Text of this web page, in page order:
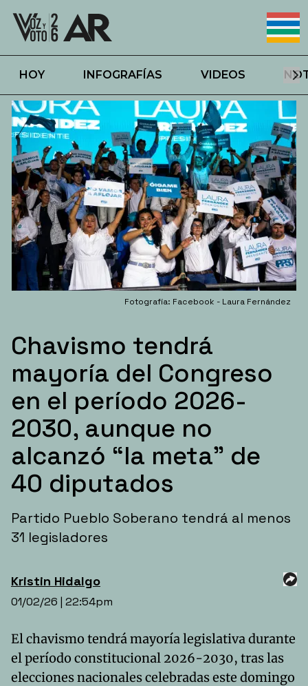
HOY INFOGRAFÍAS VIDEOS
Fotografía: Facebook - Laura Fernández
Chavismo tendrá
mayoría del Congreso
en el período 2026-
2030, aunque no
alcanzó “la meta” de
40 diputados
Partido Pueblo Soberano tendrá al menos
31 legisladores
Kristin Hidalgo
01/02/26 | 22:54pm
El chavismo tendrá mayoría legislativa durante
el período constitucional 2026-2030, tras las
elecciones nacionales celebradas este domingo